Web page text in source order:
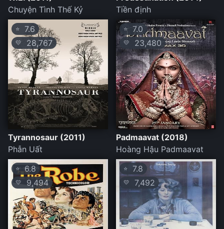
Chuyện Tình Thế Kỷ
Tiền định
⭐ 7.6
💛 28,767
Tyrannosaur (2011)
Phẫn Uất
⭐7.0
💛 23,480
Padmaavat (2018)
Hoàng Hậu Padmaavat
⭐ 6.8
💛 9,494
⭐ 7.8
💛 7,492